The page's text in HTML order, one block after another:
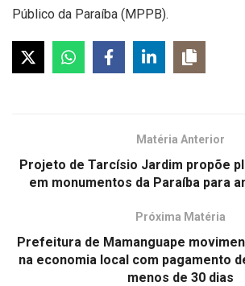
Público da Paraíba (MPPB).
Matéria Anterior
Projeto de Tarcísio Jardim propõe
em monumentos da Paraíba para
Próxima Matéria
Prefeitura de Mamanguape
na economia local com pagamento
menos de 30 dias